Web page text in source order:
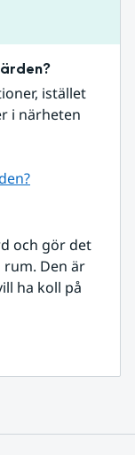
istället
i närheten
och gör det
Den är
ha koll på